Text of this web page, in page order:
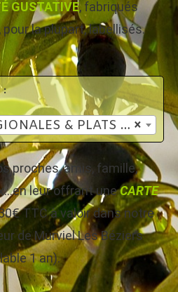
GUSTATIVE, fabriqués
la plupart, labellisés.
:
×
& PLATS CUISINÉS
proches, amis, famille,
leur offrant uneCARTE
TTC à valoir dans notre
de Murviel Les Béziers
1 an).